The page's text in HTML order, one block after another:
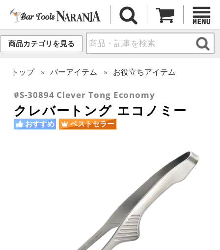
商品カテゴリを見る
トップ バーアイテム お役立ちアイテム
#S-30894 Clever Tong Economy
クレバートング エコノミー
おすすめ ベストセラー